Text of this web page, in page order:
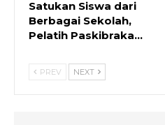
Satukan Siswa dari
Berbagai Sekolah,
Pelatih Paskibraka…
PREV NEXT